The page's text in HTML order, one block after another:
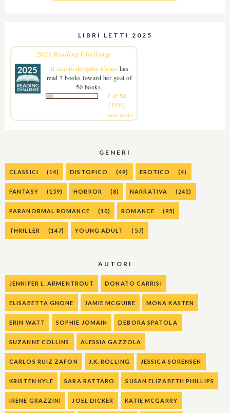
LIBRI LETTI 2025
2025 Reading Challenge
Il salotto del gatto libraio has
read 7 books toward her goal of
50 books.
7 of 50
(14%)
view books
GENERI
CLASSICI (14) DISTOPICO (49) EROTICO (4)
FANTASY (159) HORROR (8) NARRATIVA (245)
PARANORMAL ROMANCE (10) ROMANCE (95)
THRILLER (147) YOUNG ADULT (57)
AUTORI
JENNIFER L. ARMENTROUT DONATO CARRISI
ELISABETTA GNONE JAMIE MCGUIRE MONA KASTEN
ERIN WATT SOPHIE JOMAIN DEBORA SPATOLA
SUZANNE COLLINS ALESSIA GAZZOLA
CARLOS RUIZ ZAFON J.K. ROLLING JESSICA SORENSEN
KRISTEN KYLE SARA RATTARO SUSAN ELIZABETH PHILLIPS
IRENE GRAZZINI JOEL DICKER KATIE MCGARRY